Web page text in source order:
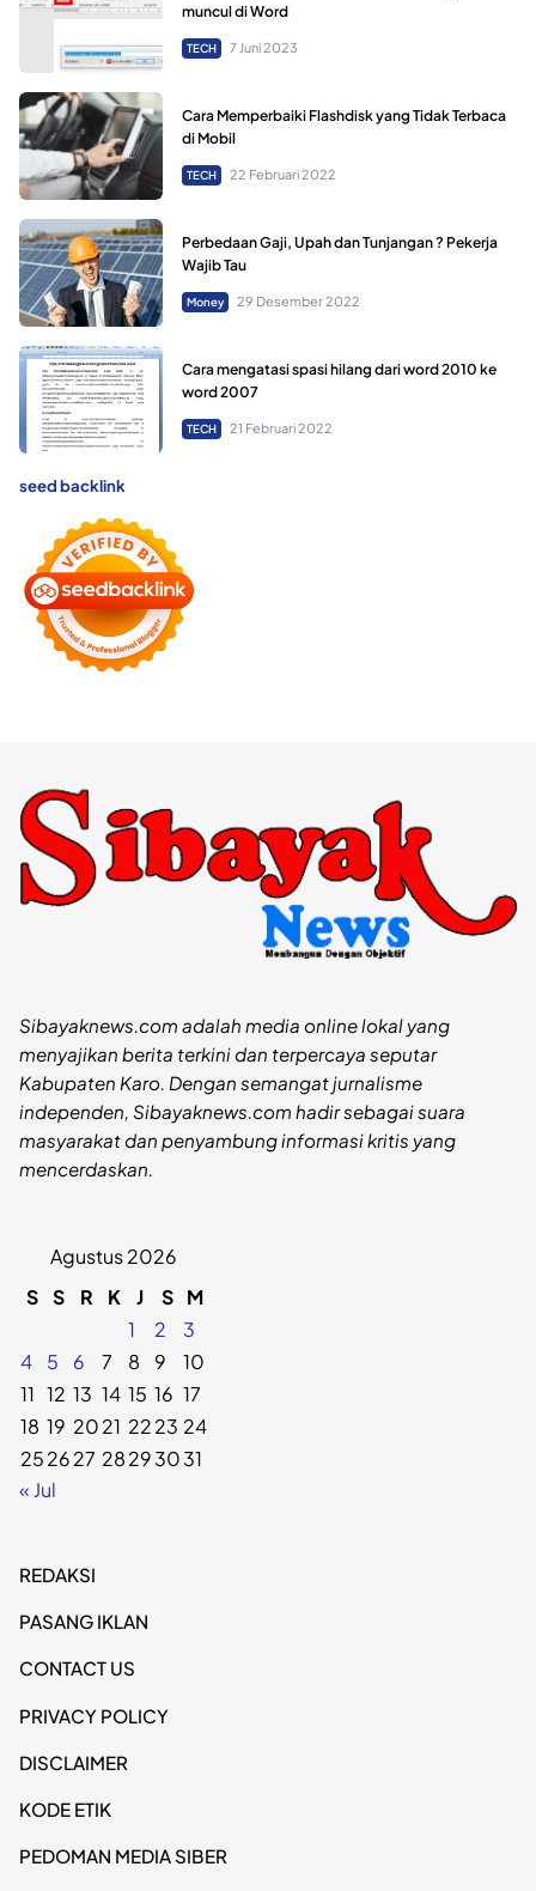
muncul di Word
TECH 7 Juni 2023
Cara Memperbaiki Flashdisk yang Tidak Terbaca
di Mobil
TECH 22 Februari 2022
Perbedaan Gaji, Upah dan Tunjangan ? Pekerja
Wajib Tau
Money 29 Desember 2022
Cara mengatasi spasi hilang dari word 2010 ke
word 2007
TECH 21 Februari 2022
seed backlink
Sibayaknews.com adalah media online lokal yang
menyajikan berita terkini dan terpercaya seputar
Kabupaten Karo. Dengan semangat jurnalisme
independen, Sibayaknews.com hadir sebagai suara
masyarakat dan penyambung informasi kritis yang
mencerdaskan.
Agustus 2026
S S R K J S M
1
2
3
4
5 6 7 8 9
10
11 12 13 14 15 16 17
18 19 2021 2223 24
252627 28293031
« Jul
REDAKSI
PASANG IKLAN
CONTACT US
PRIVACY POLICY
DISCLAIMER
KODE ETIK
PEDOMAN MEDIA SIBER